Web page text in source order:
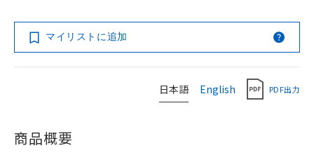
マイリストに追加
日本語 English PDF出力
商品概要